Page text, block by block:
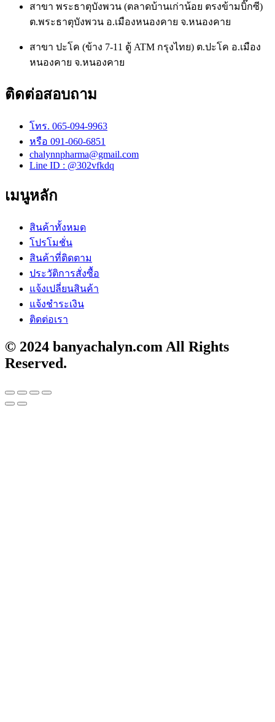
สาขา พระธาตุบังพวน (ตลาดบ้านเก่าน้อย ตรงข้ามบิ๊กซี)
ต.พระธาตุบังพวน อ.เมืองหนองคาย จ.หนองคาย
สาขา ปะโค (ข้าง 7-11 ตู้ ATM กรุงไทย) ต.ปะโค อ.เมือง
หนองคาย จ.หนองคาย
ติดต่อสอบถาม
โทร. 065-094-9963
หรือ 091-060-6851
chalynnpharma@gmail.com
Line ID : @302vfkdq
เมนูหลัก
สินค้าทั้งหมด
โปรโมชั่น
สินค้าที่ติดตาม
ประวัติการสั่งซื้อ
แจ้งเปลี่ยนสินค้า
แจ้งชำระเงิน
ติดต่อเรา
© 2024 banyachalyn.com All Rights
Reserved.